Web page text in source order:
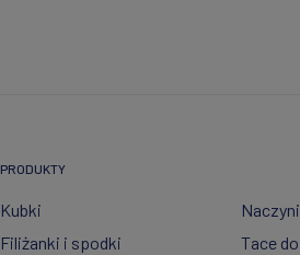
PRODUKTY
Kubki
Filiżanki i spodki
Tace